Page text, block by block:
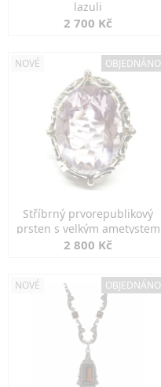
lazuli
2 700 Kč
NOVÉ OBJEDNÁNO
Stříbrný prvorepublikový
prsten s velkým ametystem
2 800 Kč
NOVÉ OBJEDNÁNO